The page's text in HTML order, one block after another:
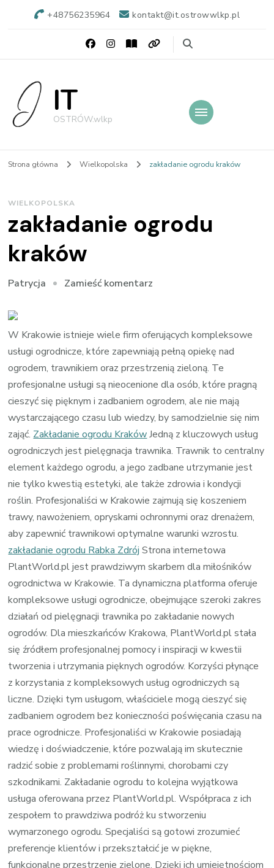
+48756235964 kontakt@it.ostrowwlkp.pl
IT
OSTRÓW.wlkp
Strona główna Wielkopolska zakładanie ogrodu kraków
WIELKOPOLSKA
zakładanie ogrodu
kraków
Patrycja Zamieść komentarz
ogrodu
kraków
W Krakowie istnieje wiele firm oferujących kompleksowe
usługi ogrodnicze, które zapewniają pełną opiekę nad
ogrodem, trawnikiem oraz przestrzenią zieloną. Te
profesjonalne usługi są nieocenione dla osób, które pragną
cieszyć się pięknym i zadbaniem ogrodem, ale nie mają
wystarczającego czasu lub wiedzy, by samodzielnie się nim
zająć. Zakładanie ogrodu KrakówJedną z kluczowych usług
ogrodniczych jest pielęgnacja trawnika. Trawnik to centralny
element każdego ogrodu, a jego zadbane utrzymanie jest
nie tylko kwestią estetyki, ale także zdrowia i kondycji
roślin. Profesjonaliści w Krakowie zajmują się koszeniem
trawy, nawożeniem, opryskami ochronnymi oraz drenażem,
aby zapewnić trawnikowi optymalne warunki wzrostu.
zakładanie ogrodu Rabka Zdrój Strona internetowa
PlantWorld.pl jest prawdziwym skarbem dla miłośników
ogrodnictwa w Krakowie. Ta dynamiczna platforma oferuje
kompleksowe usługi ogrodnicze, obejmujące szeroki zakres
działań od pielęgnacji trawnika po zakładanie nowych
ogrodów. Dla mieszkańców Krakowa, PlantWorld.pl stała
się źródłem profesjonalnej pomocy i inspiracji w kwestii
tworzenia i utrzymania pięknych ogrodów. Korzyści płynące
z korzystania z kompleksowych usług ogrodniczych są
liczne. Dzięki tym usługom, właściciele mogą cieszyć się
zadbaniem ogrodem bez konieczności poświęcania czasu na
prace ogrodnicze. Profesjonaliści w Krakowie posiadają
wiedzę i doświadczenie, które pozwalają im skutecznie
radzić sobie z problemami roślinnymi, chorobami czy
szkodnikami. Zakładanie ogrodu to kolejna wyjątkowa
usługa oferowana przez PlantWorld.pl. Współpraca z ich
zespołem to prawdziwa podróż ku stworzeniu
wymarzonego ogrodu. Specjaliści są gotowi zrozumieć
preferencje klientów i przekształcić je w piękne,
funkcjonalne przestrzenie zielone. Dzięki ich umiejętnościom